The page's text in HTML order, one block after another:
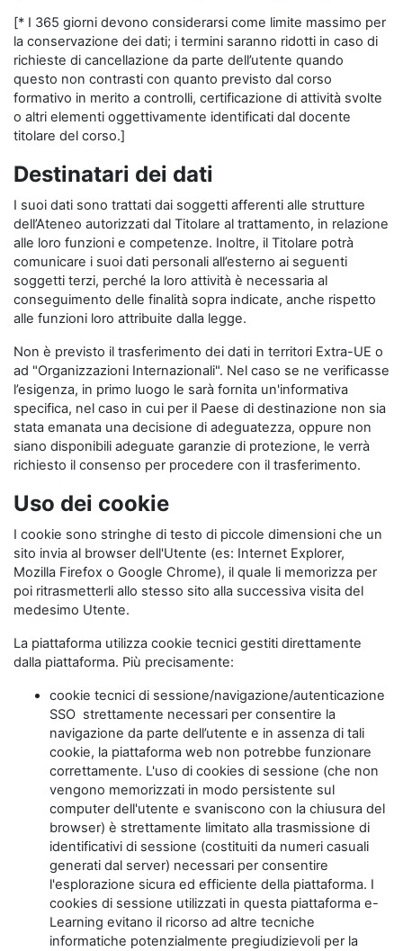
[* I 365 giorni devono considerarsi come limite massimo per
la conservazione dei dati; i termini saranno ridotti in caso di
richieste di cancellazione da parte dell’utente quando
questo non contrasti con quanto previsto dal corso
formativo in merito a controlli, certificazione di attività svolte
o altri elementi oggettivamente identificati dal docente
titolare del corso.]
Destinatari dei dati
I suoi dati sono trattati dai soggetti afferenti alle strutture
dell’Ateneo autorizzati dal Titolare al trattamento, in relazione
alle loro funzioni e competenze. Inoltre, il Titolare potrà
comunicare i suoi dati personali all’esterno ai seguenti
soggetti terzi, perché la loro attività è necessaria al
conseguimento delle finalità sopra indicate, anche rispetto
alle funzioni loro attribuite dalla legge.
Non è previsto il trasferimento dei dati in territori Extra-UE o
ad "Organizzazioni Internazionali". Nel caso se ne verificasse
l’esigenza, in primo luogo le sarà fornita un'informativa
specifica, nel caso in cui per il Paese di destinazione non sia
stata emanata una decisione di adeguatezza, oppure non
siano disponibili adeguate garanzie di protezione, le verrà
richiesto il consenso per procedere con il trasferimento.
Uso dei cookie
I cookie sono stringhe di testo di piccole dimensioni che un
sito invia al browser dell'Utente (es: Internet Explorer,
Mozilla Firefox o Google Chrome), il quale li memorizza per
poi ritrasmetterli allo stesso sito alla successiva visita del
medesimo Utente.
La piattaforma utilizza cookie tecnici gestiti direttamente
dalla piattaforma. Più precisamente:
cookie tecnici di sessione/navigazione/autenticazione
SSO strettamente necessari per consentire la
navigazione da parte dell’utente e in assenza di tali
cookie, la piattaforma web non potrebbe funzionare
correttamente. L'uso di cookies di sessione (che non
vengono memorizzati in modo persistente sul
computer dell'utente e svaniscono con la chiusura del
browser) è strettamente limitato alla trasmissione di
identificativi di sessione (costituiti da numeri casuali
generati dal server) necessari per consentire
l'esplorazione sicura ed efficiente della piattaforma. I
cookies di sessione utilizzati in questa piattaforma e-
Learning evitano il ricorso ad altre tecniche
informatiche potenzialmente pregiudizievoli per la